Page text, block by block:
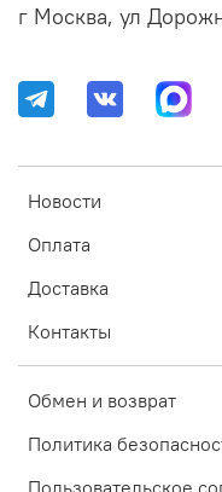
Новости
Оплата
Доставка
Контакты
Обмен и возврат
Политика
Пользовательское
г Москва, ул